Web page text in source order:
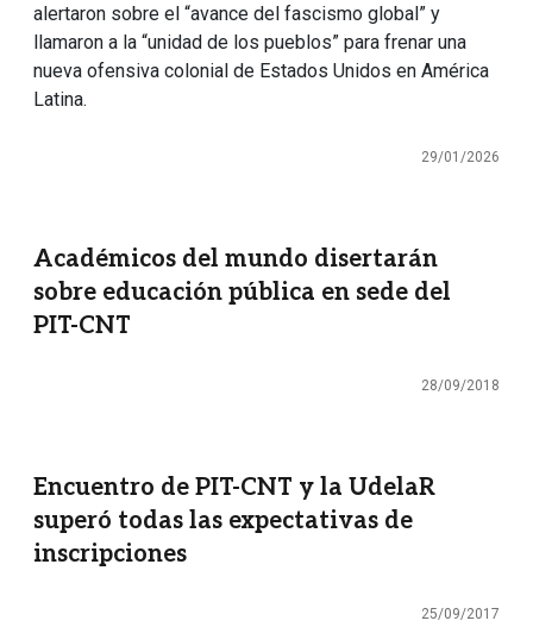
alertaron sobre el “avance del fascismo global” y
llamaron a la “unidad de los pueblos” para frenar una
nueva ofensiva colonial de Estados Unidos en América
Latina.
29/01/2026
Académicos del mundo disertarán
sobre educación pública en sede del
PIT-CNT
28/09/2018
Encuentro de PIT-CNT y la UdelaR
superó todas las expectativas de
inscripciones
25/09/2017